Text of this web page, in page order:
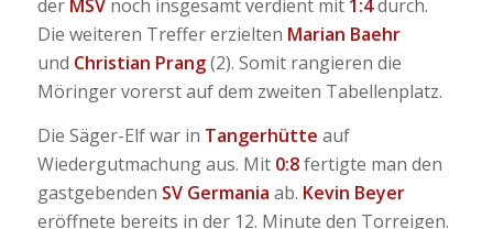
der MSVnoch insgesamt verdient mit 1:4durch.
Die weiteren Treffer erzielten Marian Baehr
und Christian Prang(2). Somit rangieren die
Möringer vorerst auf dem zweiten Tabellenplatz.
Die Säger-Elf war in Tangerhütte auf
Wiedergutmachung aus. Mit 0:8fertigte man den
gastgebenden SV Germania ab. Kevin Beyer
eröffnete bereits in der 12. Minute den Torreigen.